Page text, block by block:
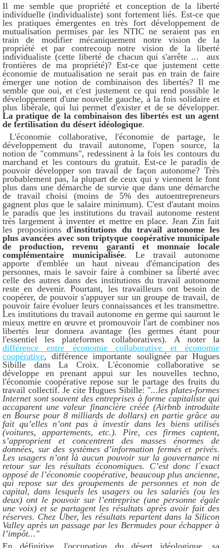
Il me semble que propriété et conception de la liberté
individuelle (individualiste) sont fortement liés. Est-ce que
les pratiques émergentes en très fort développement de
mutualisation permises par les NTIC ne seraient pas en
train de modifier mécaniquement notre vision de la
propriété et par contrecoup notre vision de la liberté
individualiste (cette liberté de chacun qui s'arrête ... aux
frontières de ma propriété)? Est-ce que justement cette
économie de mutualisation ne serait pas en train de faire
émerger une notion de combinaison des libertés? Il me
semble que oui, et c'est justement ce qui rend possible le
développement d'une nouvelle gauche, à la fois solidaire et
plus libérale, qui lui permet d'exister et de se développer.
La pratique de la combinaison des libertés est un agent
de fertilisation du désert idéologique.
L'économie collaborative, l'économie de partage, le
développement du travail autonome, l'open source, la
notion de "communs", redessinent à la fois les contours du
marchand et les contours du gratuit. Est-ce le paradis de
pouvoir développer son travail de façon autonome? Très
probablement pas, la plupart de ceux qui y viennent le font
plus dans une démarche de survie que dans une démarche
de travail choisi (moins de 5% des autoentrepreneurs
gagnent plus que le salaire minimum). C'est d'autant moins
le paradis que les institutions du travail autonome restent
très largement à inventer et mettre en place. Jean Zin fait
les propositionsd'institutions du travail autonome les
plus avancées avec son triptyque coopérative municipale
de production, revenu garanti et monnaie locale
complémentaire municipalisée. Le travail autonome
apporte d'emblée un haut niveau d'émancipation des
personnes, mais le savoir faire à combiner sa liberté avec
celle des autres dans des institutions du travail autonome
reste en devenir. Pourtant, les travailleurs ont besoin de
coopérer, de pouvoir s'appuyer sur un groupe de travail, de
pouvoir faire évoluer leurs connaissances et les transmettre.
Les institutions du travail autonome en germe qui sauront le
mieux mettre en œuvre et promouvoir l'art de combiner nos
libertés leur donnera avantage (les germes étant pour
l'essentiel les plateformes collaboratives). A noter la
différence entre économie collaborative et économie
coopérative, différence importante soulignée par Hugues
Sibille dans La Croix. L'économie collaborative se
développe en prenant appui sur les nouvelles techno,
l'économie coopérative repose sur le partage des fruits du
travail collectif. Je cite Hugues Sibille: "...les plates-formes
Internet sont souvent des entreprises à forme capitaliste qui
accaparent une valeur financière créée (Airbnb introduite
en Bourse pour 8 milliards de dollars) en partie grâce au
fait qu’elles n’ont pas à investir dans les biens utilisés
(voitures, appartements, etc.). Pire, ces firmes captent,
s’approprient et concentrent des masses énormes de
données, sur des systèmes d’information fermés et privés.
Les usagers n’ont là aucun pouvoir sur la gouvernance ni
retour sur les résultats économiques. C’est donc l´exact
opposé de l’économie coopérative, beaucoup plus ancienne,
qui repose sur des groupements de personnes et non de
capital, dans lesquels les usagers ou les salariés (ou les
deux) ont le pouvoir sur l’entreprise (une personne égale
une voix) et se partagent les résultats après avoir fait des
réserves. Chez Uber, les résultats repartent dans la Silicon
Valley après un passage par les Bermudes pour échapper à
l’impôt..."
En définitive, l'occupation du désert idéologique, sa